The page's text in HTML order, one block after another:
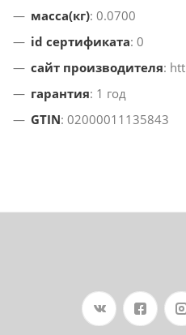
масса(кг): 0.0700
id сертификата: 0
сайт производителя:
гарантия: 1 год
GTIN: 02000011135843